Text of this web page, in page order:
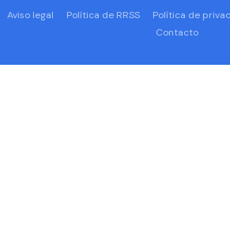
Aviso legal Política de RRSS Política de
Contacto